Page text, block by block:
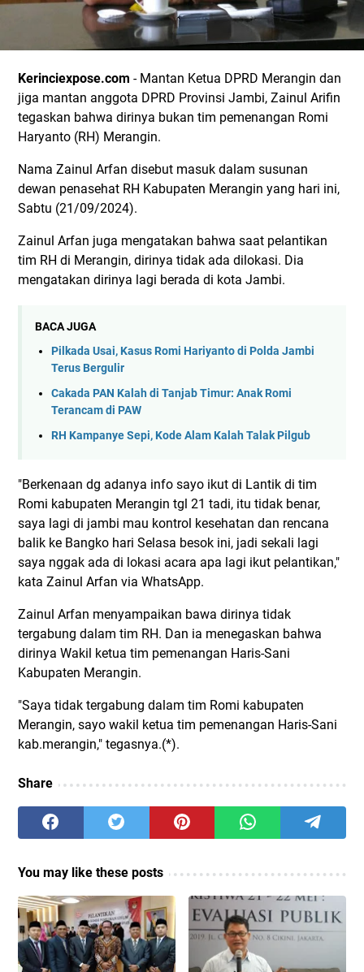
Kerinciexpose.com - Mantan Ketua DPRD Merangin dan
jiga mantan anggota DPRD Provinsi Jambi, Zainul Arifin
tegaskan bahwa dirinya bukan tim pemenangan Romi
Haryanto (RH) Merangin.
Nama Zainul Arfan disebut masuk dalam susunan
dewan penasehat RH Kabupaten Merangin yang hari ini,
Sabtu (21/09/2024).
Zainul Arfan juga mengatakan bahwa saat pelantikan
tim RH di Merangin, dirinya tidak ada dilokasi. Dia
mengatakan dirinya lagi berada di kota Jambi.
BACA JUGA
Pilkada Usai, Kasus Romi Hariyanto di Polda Jambi
Terus Bergulir
Cakada PAN Kalah di Tanjab Timur: Anak Romi
Terancam di PAW
RH Kampanye Sepi, Kode Alam Kalah Talak Pilgub
"Berkenaan dg adanya info sayo ikut di Lantik di tim
Romi kabupaten Merangin tgl 21 tadi, itu tidak benar,
saya lagi di jambi mau kontrol kesehatan dan rencana
balik ke Bangko hari Selasa besok ini, jadi sekali lagi
saya nggak ada di lokasi acara apa lagi ikut pelantikan,"
kata Zainul Arfan via WhatsApp.
Zainul Arfan menyampaikan bawa dirinya tidak
tergabung dalam tim RH. Dan ia menegaskan bahwa
dirinya Wakil ketua tim pemenangan Haris-Sani
Kabupaten Merangin.
"Saya tidak tergabung dalam tim Romi kabupaten
Merangin, sayo wakil ketua tim pemenangan Haris-Sani
kab.merangin," tegasnya.(*).
Share
You may like these posts